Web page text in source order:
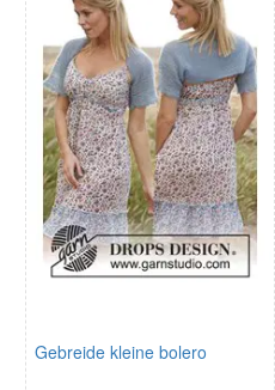
Gebreide kleine bolero